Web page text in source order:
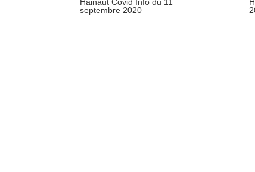
septembre 2020